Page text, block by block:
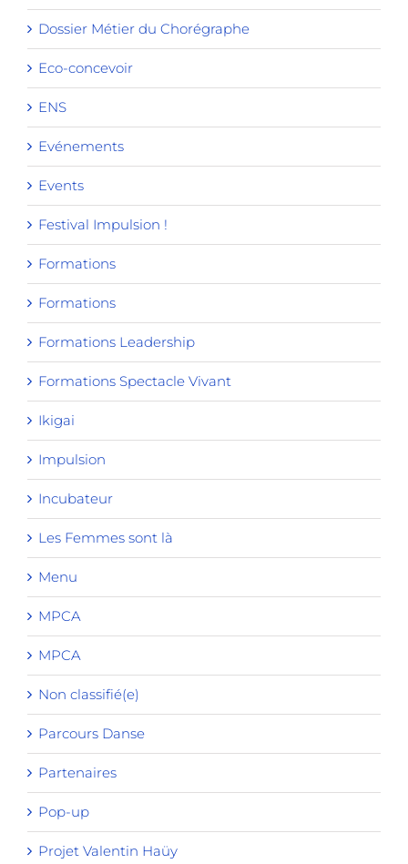
Dossier Métier du Chorégraphe
Eco-concevoir
ENS
Evénements
Events
Festival Impulsion !
Formations
Formations
Formations Leadership
Formations Spectacle Vivant
Ikigai
Impulsion
Incubateur
Les Femmes sont là
Menu
MPCA
MPCA
Non classifié(e)
Parcours Danse
Partenaires
Pop-up
Projet Valentin Haüy